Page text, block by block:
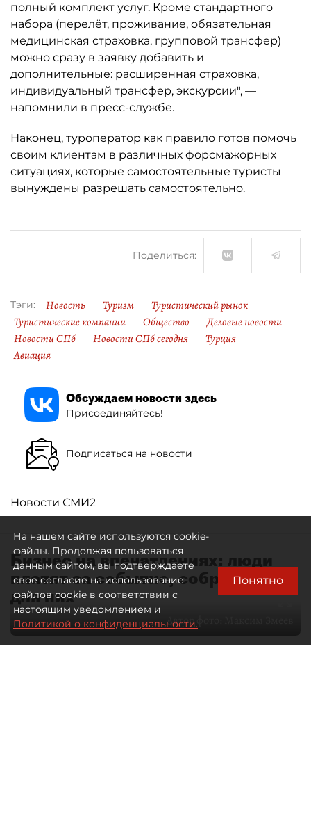
полный комплект услуг. Кроме стандартного
набора (перелёт, проживание, обязательная
медицинская страховка, групповой трансфер)
можно сразу в заявку добавить и
дополнительные: расширенная страховка,
индивидуальный трансфер, экскурсии", —
напомнили в пресс-службе.
Наконец, туроператор как правило готов помочь
своим клиентам в различных форсмажорных
ситуациях, которые самостоятельные туристы
вынуждены разрешать самостоятельно.
Поделиться:
Тэги: Новость Туризм
Туристический рынок
Туристические компании
Общество
Деловые новости
Новости СПб
Новости СПб сегодня
Турция
Авиация
Обсуждаем новости здесь
Присоединяйтесь!
Подписаться на новости
Новости СМИ2
Бизнес на впечатлениях: люди
платят за событие, собранное
для них
Автор фото:
На нашем сайте используются cookie-
файлы. Продолжая пользоваться
данным сайтом, вы подтверждаете
свое согласие на использование
файлов cookie в соответствии с
настоящим уведомлением и
Политикой о конфиденциальности.
Понятно